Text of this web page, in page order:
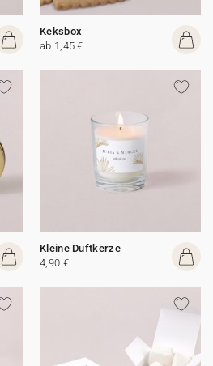
Keksbox
ab 1,45 €
Kleine Duftkerze
4,90 €